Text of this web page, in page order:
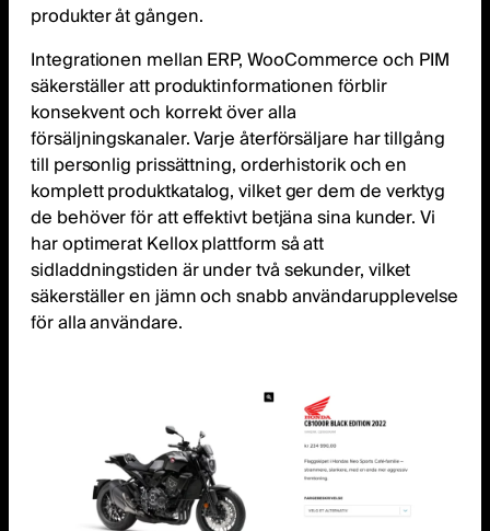
produkter åt gången.
Integrationen mellan ERP, WooCommerce och PIM
säkerställer att produktinformationen förblir
konsekvent och korrekt över alla
försäljningskanaler. Varje återförsäljare har tillgång
till personlig prissättning, orderhistorik och en
komplett produktkatalog, vilket ger dem de verktyg
de behöver för att effektivt betjäna sina kunder. Vi
har optimerat Kellox plattform så att
sidladdningstiden är under två sekunder, vilket
säkerställer en jämn och snabb användarupplevelse
för alla användare.